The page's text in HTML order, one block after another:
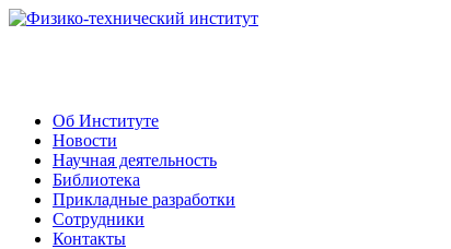
Об Институте
Новости
Научная деятельность
Библиотека
Прикладные разработки
Сотрудники
Контакты